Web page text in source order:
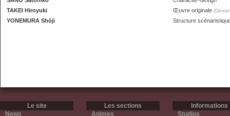
TAKEI Hiroyuki
Œuvre originale
YONEMURA Shōji Structure
Le site
News
Les sections
Animes
Informations
Studios